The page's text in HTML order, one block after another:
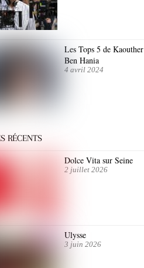
Les Tops 5 de Kaouther
Ben Hania
4 avril 2024
RÉCENTS
Dolce Vita sur Seine
2 juillet 2026
Ulysse
3 juin 2026